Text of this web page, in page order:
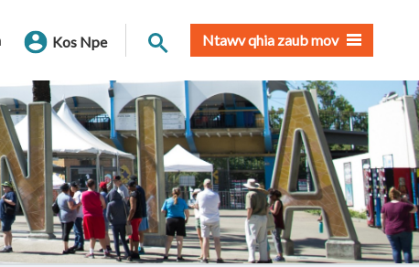
Kos Npe Nrhiav qhov chaw
Ntawv qhia zaub mov